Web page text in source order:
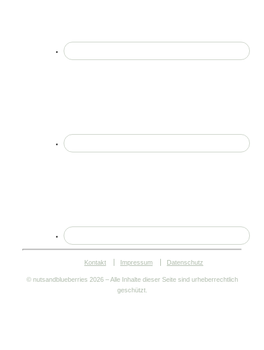
Kontakt Impressum Datenschutz
© nutsandblueberries 2026 – Alle Inhalte dieser Seite sind urheberrechtlich
geschützt.